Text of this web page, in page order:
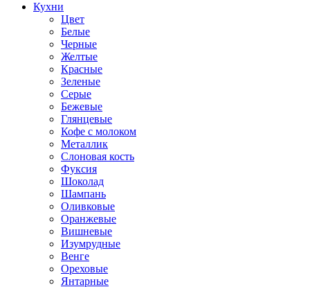
Кухни
Цвет
Белые
Черные
Желтые
Красные
Зеленые
Серые
Бежевые
Глянцевые
Кофе с молоком
Металлик
Слоновая кость
Фуксия
Шоколад
Шампань
Оливковые
Оранжевые
Вишневые
Изумрудные
Венге
Ореховые
Янтарные